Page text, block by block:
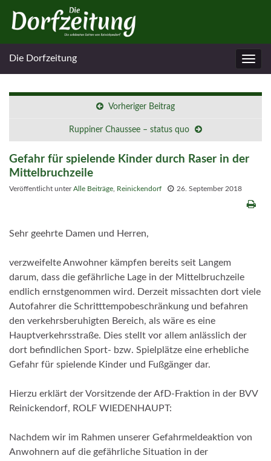
Die Dorfzeitung
Vorheriger Beitrag
Ruppiner Chaussee – status quo
Gefahr für spielende Kinder durch Raser in der
Mittelbruchzeile
Veröffentlicht unterAlle Beiträge Reinickendorf 26. September 2018
Sehr geehrte Damen und Herren,
verzweifelte Anwohner kämpfen bereits seit Langem
darum, dass die gefährliche Lage in der Mittelbruchzeile
endlich ernstgenommen wird. Derzeit missachten dort viele
Autofahrer die Schritttempobeschränkung und befahren
den verkehrsberuhigten Bereich, als wäre es eine
Hauptverkehrsstraße. Dies stellt vor allem anlässlich der
dort befindlichen Sport- bzw. Spielplätze eine erhebliche
Gefahr für spielende Kinder und Fußgänger dar.
Hierzu erklärt der Vorsitzende der AfD-Fraktion in der BVV
Reinickendorf, ROLF WIEDENHAUPT:
Nachdem wir im Rahmen unserer Gefahrmeldeaktion von
Anwohnern auf die gefährliche Situation in der